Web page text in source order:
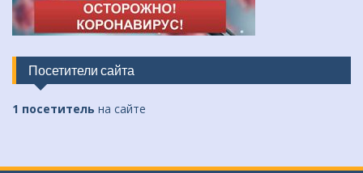
Посетители сайта
1 посетитель на сайте